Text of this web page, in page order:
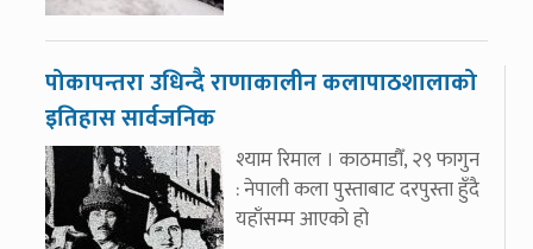
पोकापन्तरा उधिन्दै राणाकालीन कलापाठशालाको
इतिहास सार्वजनिक
श्याम रिमाल । काठमाडौँ, २९ फागुन
: नेपाली कला पुस्ताबाट दरपुस्ता हुँदै
यहाँसम्म आएको हो